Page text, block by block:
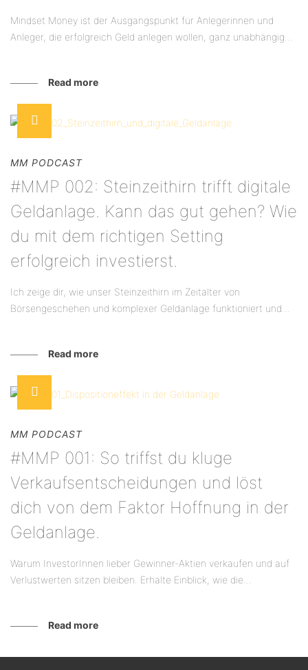
Mindset Money ist der Ausgangspunkt für Anlegerinnen und
Anleger, die erfolgreich Geld anlegen wollen, ganz unabhängig...
Read more
MM PODCAST
#MMP 002: Steinzeithirn trifft digitale
Geldanlage. Kann das gut gehen? Wie
du mit dem richtigen Setting
erfolgreich investierst.
Ich zeige dir, wie unser Steinzeithirn im Zeitalter von
Börsengeschehen und komplexer Geldanlage funktioniert und...
Read more
MM PODCAST
#MMP 001: So triffst du kluge
Verkaufsentscheidungen und löst
dich von dem Faktor Hoffnung in der
Geldanlage.
Warum InvestorInnen lieber Gewinner-Aktien verkaufen und auf
Verlustwerten sitzen bleiben. Erhalte Einblick, wie die...
Read more